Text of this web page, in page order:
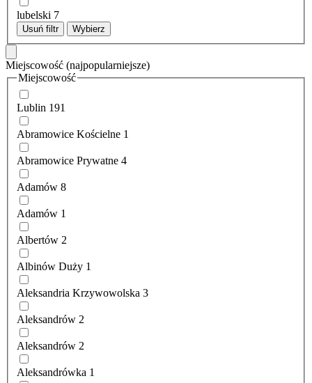
lubelski 7
Usuń filtr Wybierz
Miejscowość (najpopularniejsze)
Miejscowość
Lublin 191
Abramowice Kościelne 1
Abramowice Prywatne 4
Adamów 8
Adamów 1
Albertów 2
Albinów Duży 1
Aleksandria Krzywowolska 3
Aleksandrów 2
Aleksandrów 2
Aleksandrówka 1